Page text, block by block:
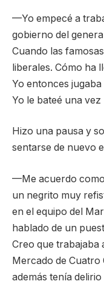
—Yo empecé a
gobierno del
Cuando las
liberales. Cómo ha
Yo entonces
Yo le bateé una
Hizo una pausa y
sentarse de nuevo
—Me acuerdo
un negrito muy
en el equipo del
hablado de un
Creo que trabajaba
Mercado de Cuatro
además tenía